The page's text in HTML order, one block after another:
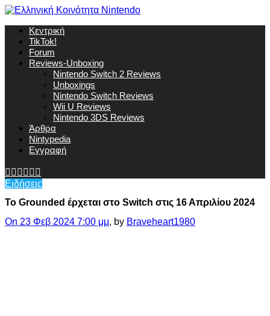
Κεντρική
TikTok!
Forum
Reviews-Unboxing
Nintendo Switch 2 Reviews
Unboxings
Nintendo Switch Reviews
Wii U Reviews
Nintendo 3DS Reviews
Άρθρα
Nintypedia
Εγγραφή
Ειδήσεις
Το Grounded έρχεται στο Switch στις 16 Απριλίου 2024
On 23 Φεβ 2024 7:00 μμ, by Braveheart1980